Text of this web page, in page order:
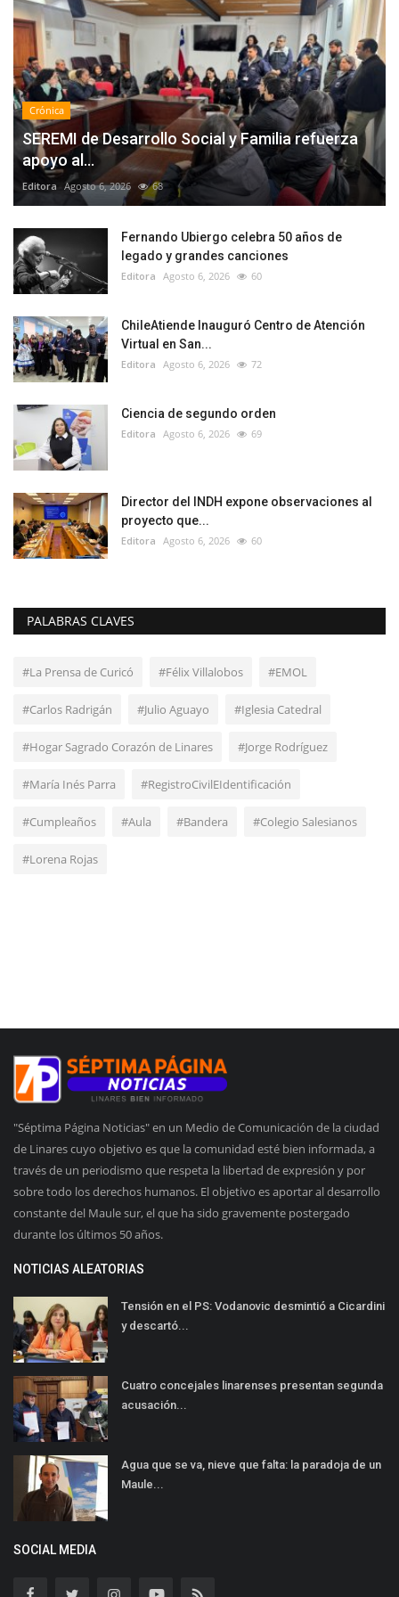
Crónica
SEREMI de Desarrollo Social y Familia refuerza
apoyo al...
Editora Agosto 6, 2026 68
Fernando Ubiergo celebra 50 años de
legado y grandes canciones
Editora Agosto 6, 2026 60
ChileAtiende Inauguró Centro de Atención
Virtual en San...
Editora Agosto 6, 2026 72
Ciencia de segundo orden
Editora Agosto 6, 2026 69
Director del INDH expone observaciones al
proyecto que...
Editora Agosto 6, 2026 60
PALABRAS CLAVES
#La Prensa de Curicó #Félix Villalobos #EMOL
#Carlos Radrigán #Julio Aguayo #Iglesia Catedral
#Hogar Sagrado Corazón de Linares #Jorge Rodríguez
#María Inés Parra #RegistroCivilEIdentificación
#Cumpleaños #Aula #Bandera #Colegio Salesianos
#Lorena Rojas
"Séptima Página Noticias" en un Medio de Comunicación de la ciudad
de Linares cuyo objetivo es que la comunidad esté bien informada, a
través de un periodismo que respeta la libertad de expresión y por
sobre todo los derechos humanos. El objetivo es aportar al desarrollo
constante del Maule sur, el que ha sido gravemente postergado
durante los últimos 50 años.
NOTICIAS ALEATORIAS
Tensión en el PS: Vodanovic desmintió a Cicardini
y descartó...
Cuatro concejales linarenses presentan segunda
acusación...
Agua que se va, nieve que falta: la paradoja de un
Maule...
SOCIAL MEDIA